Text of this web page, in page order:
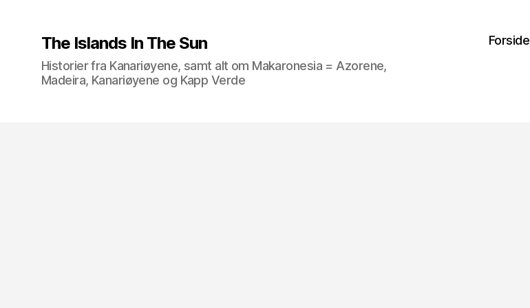
The Islands In The Sun
Historier fra Kanariøyene, samt alt om Makaronesia = Azorene,
Madeira, Kanariøyene og Kapp Verde
Forside